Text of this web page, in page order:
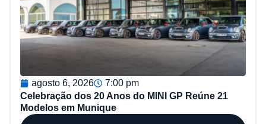
agosto 6, 2026
7:00 pm
Celebração dos 20 Anos do MINI GP Reúne 21
Modelos em Munique